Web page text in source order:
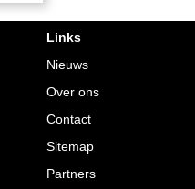
Links
Nieuws
Over ons
Contact
Sitemap
Partners